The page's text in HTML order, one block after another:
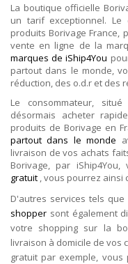
La boutique officielle
un tarif exceptionnel. Le
produits Borivage France,
vente en ligne de la
marques de iShip4You
partout dans le monde,
réduction, des o.d.r et des
Le consommateur,
désormais acheter
produits de Borivage en
partout dans le monde
livraison de vos achats
Borivage, par
gratuit , vous pourrez ainsi
D'autres services tels que
shopper sont également
votre shopping sur la
livraison à domicile de vos
gratuit par exemple,